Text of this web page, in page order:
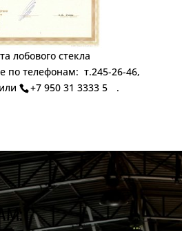
лобового стекла
по телефонам: т.245-26-46,
или +7 950 31 3333 5 .